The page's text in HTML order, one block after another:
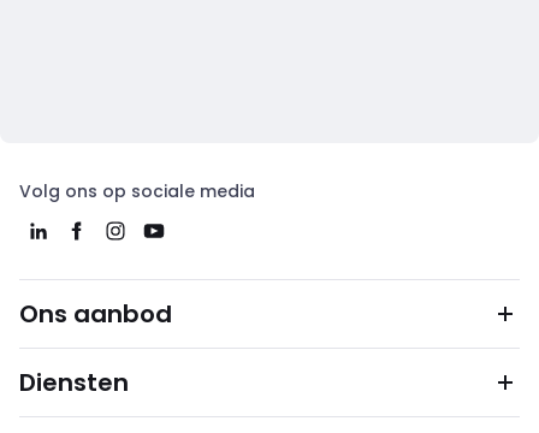
Volg ons op sociale media
Ons aanbod
Diensten